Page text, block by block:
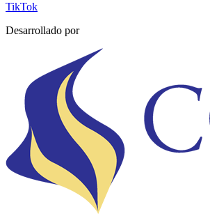
TikTok
Desarrollado por